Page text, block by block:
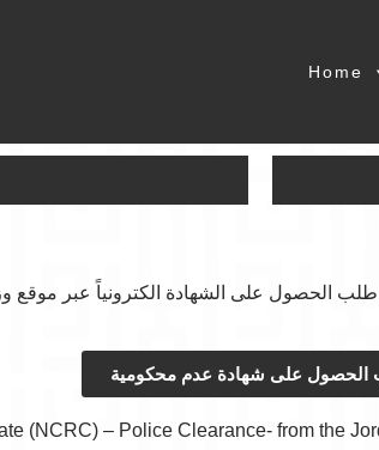
Home
على الشهادة الكترونياً عبر موقع
على شهادة عدم محكومية
(NCRC) – Police Clearance- from the